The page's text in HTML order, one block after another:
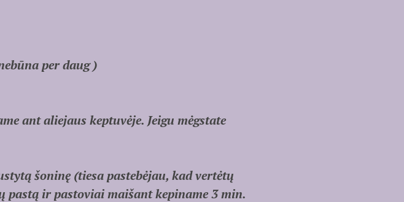
per daug )
ant aliejaus keptuvėje. Jeigu mėgstate
šoninę (tiesa pastebėjau, kad vertėtų
ir pastoviai maišant kepiname 3 min.